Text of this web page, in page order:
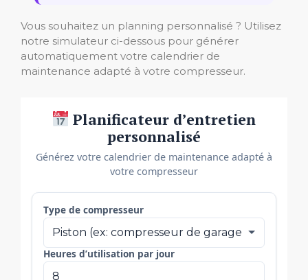
Vous souhaitez un planning personnalisé ? Utilisez
notre simulateur ci-dessous pour générer
automatiquement votre calendrier de
maintenance adapté à votre compresseur.
Planificateur d’entretien
personnalisé
Générez votre calendrier de maintenance adapté à
votre compresseur
Type de compresseur
Heures d’utilisation par jour